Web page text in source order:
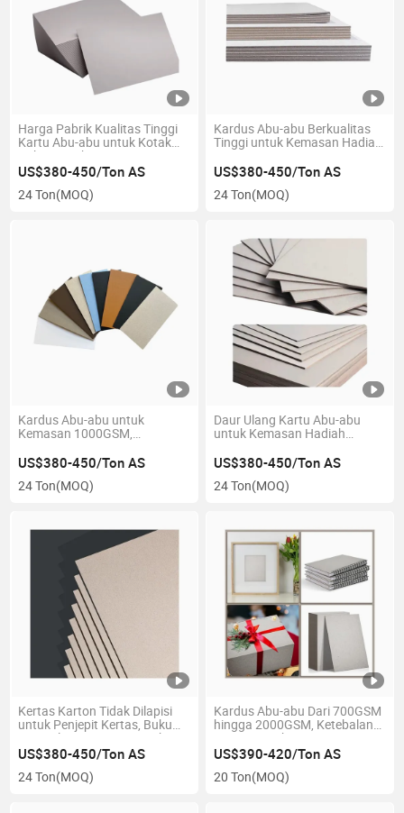
Harga Pabrik Kualitas Tinggi
Kartu Abu-abu untuk Kotak
Kaku 1mm hingga 4.3mm
US$380-450/Ton AS
24 Ton(MOQ)
Kardus Abu-abu Berkualitas
Tinggi untuk Kemasan Hadiah,
1500GSM, 1600GSM,
1700GSM
US$380-450/Ton AS
24 Ton(MOQ)
Kardus Abu-abu untuk
Kemasan 1000GSM,
1800GSM, 2000GSM
US$380-450/Ton AS
24 Ton(MOQ)
Daur Ulang Kartu Abu-abu
untuk Kemasan Hadiah
1550GSM, 1600GSM,
1650GSM
US$380-450/Ton AS
24 Ton(MOQ)
Kertas Karton Tidak Dilapisi
untuk Penjepit Kertas, Buku
Sampul Keras, Map, Kotak
Kaku
US$380-450/Ton AS
24 Ton(MOQ)
Kardus Abu-abu Dari 700GSM
hingga 2000GSM, Ketebalan
Dari 1.0mm hingga 4.3mm
US$390-420/Ton AS
20 Ton(MOQ)